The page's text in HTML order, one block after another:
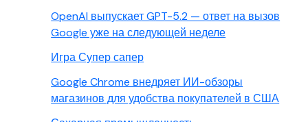
OpenAI выпускает GPT-5.2 — ответ на вызов
Google уже на следующей неделе
Игра Супер сапер
Google Chrome внедряет ИИ-обзоры
магазинов для удобства покупателей в США